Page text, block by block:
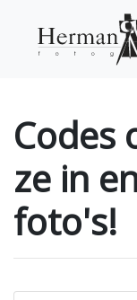
Codes
ze in
foto's!